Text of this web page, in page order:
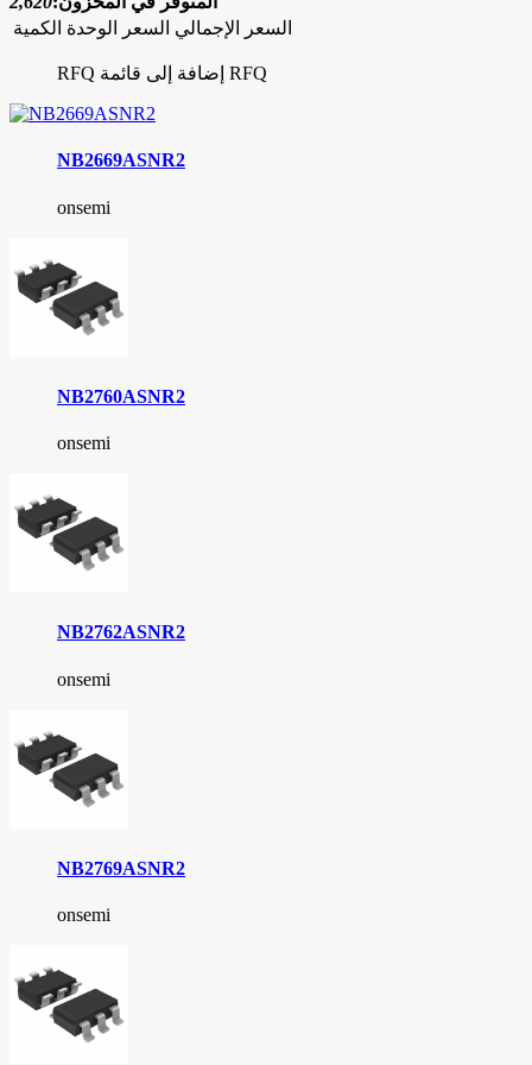
الكمية السعر الوحدة السعر الإجمالي
RFQ إضافة إلى قائمة RFQ
NB2669ASNR2
onsemi
NB2760ASNR2
onsemi
NB2762ASNR2
onsemi
NB2769ASNR2
onsemi